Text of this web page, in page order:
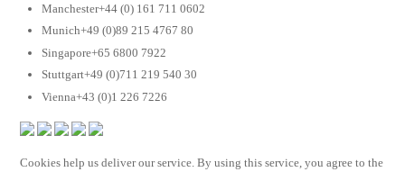
Manchester+44 (0) 161 711 0602
Munich+49 (0)89 215 4767 80
Singapore+65 6800 7922
Stuttgart+49 (0)711 219 540 30
Vienna+43 (0)1 226 7226
Cookies help us deliver our service. By using this service, you agree to the